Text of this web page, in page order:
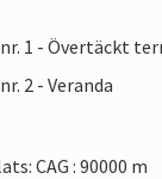
1 - Övertäckt
2 - Veranda
CAG : 90000 m